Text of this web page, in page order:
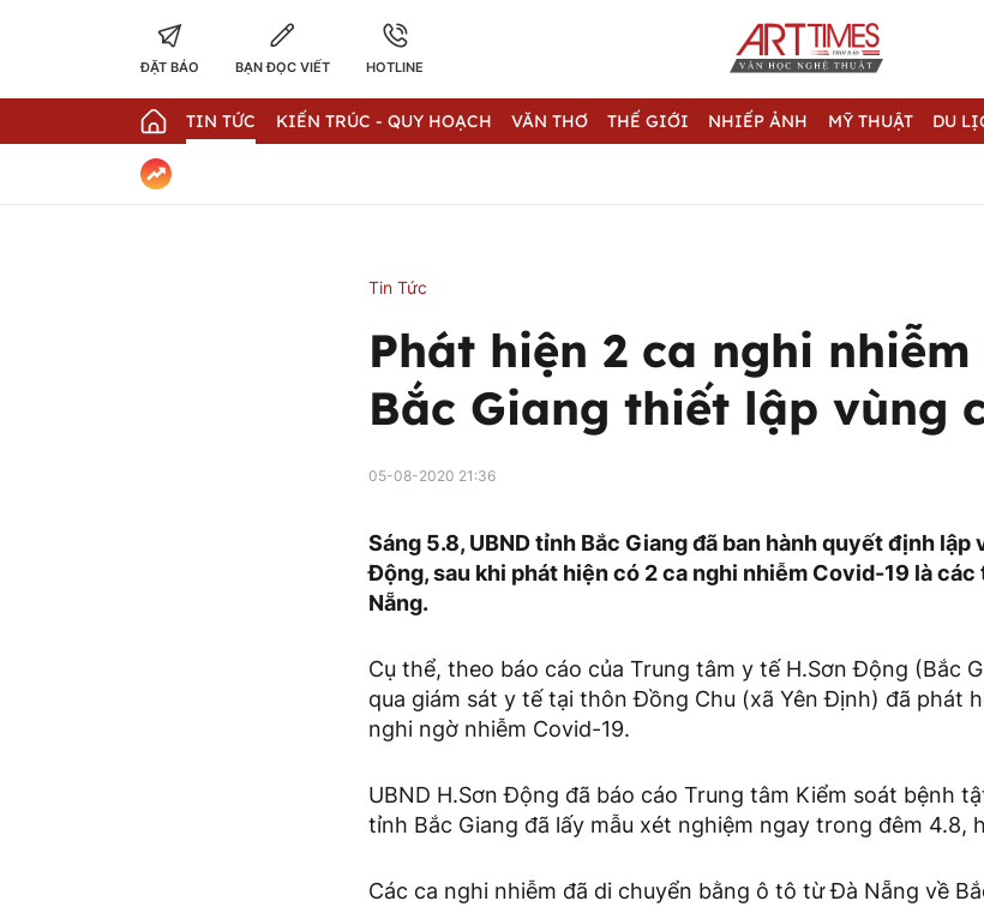
ĐẶT BÁO BẠN ĐỌC VIẾT HOTLINE
TIN TỨC KIẾN TRÚC - QUY HOẠCH VĂN THƠ THẾ GIỚI NHIẾP ẢNH MỸ THUẬT DU
Tin Tức
Phát hiện 2 ca nghi nhiễm
Bắc Giang thiết lập vùng
05-08-2020 21:36
Sáng 5.8, UBND tỉnh Bắc Giang đã ban hành quyết định lập
Động, sau khi phát hiện có 2 ca nghi nhiễm Covid-19 là
Nẵng.
Cụ thể, theo báo cáo của Trung tâm y tế H.Sơn Động (Bắc
qua giám sát y tế tại thôn Đồng Chu (xã Yên Định) đã phát
nghi ngờ nhiễm Covid-19.
UBND H.Sơn Động đã báo cáo Trung tâm Kiểm soát bệnh
tỉnh Bắc Giang đã lấy mẫu xét nghiệm ngay trong đêm 4.8,
Các ca nghi nhiễm đã di chuyển bằng ô tô từ Đà Nẵng về